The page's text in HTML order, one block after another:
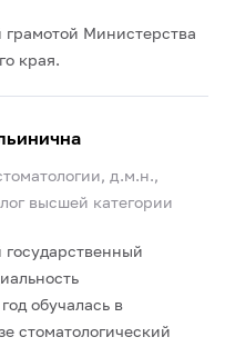
Министерства
края.
д.м.н.,
высшей категории
обучалась в
стоматологический